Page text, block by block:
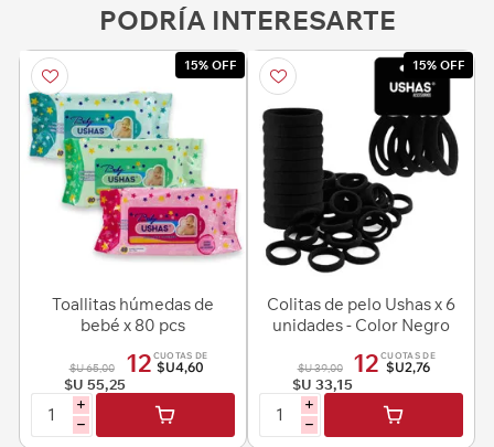
PODRÍA INTERESARTE
15% OFF
Toallitas húmedas de
bebé x 80 pcs
$U 65,00
$U 55,25
12 CUOTAS DE
$U4,60
i
h
15% OFF
Colitas de pelo Ushas x 6
unidades - Color Negro
$U 39,00
$U 33,15
12 CUOTAS DE
$U2,76
i
h